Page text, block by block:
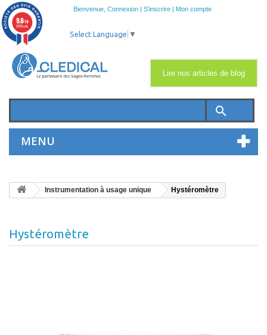
Bienvenue, Connexion | S'inscrire | Mon compte
search
MENU
Lire nos articles de blog
Select Language ▼
Instrumentation à usage unique Hystéromètre
Hystéromètre
9.8/10
2033 avis